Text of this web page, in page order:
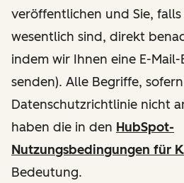
veröffentlichen und Sie,
wesentlich sind, direkt
indem wir Ihnen eine E-
senden). Alle Begriffe,
Datenschutzrichtlinie nicht
haben die in den HubSpot-
Nutzungsbedingungen für
Bedeutung.